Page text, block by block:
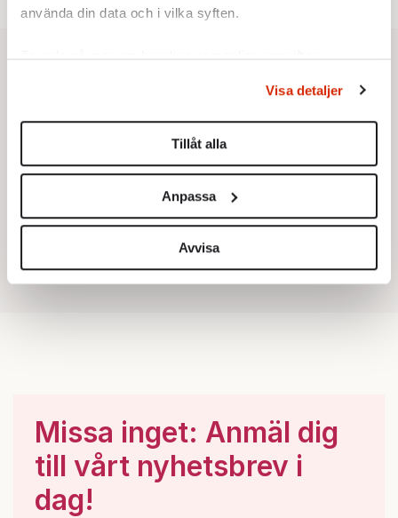
använda din data och i vilka syften.
Ta reda på mer om hur dina personliga uppgifter
Du kan ändra eller dra tillbaka ditt samtycke när som
helst från cookie-förklaringen.
Vi använder enhetsidentifierare för att anpassa innehållet
för sociala medier och analysera vår trafik. Vi
vidarebefordrar även sådana identifierare och annan
information från din enhet till de sociala medier och
annons- och analysföretag som vi samarbetar med.
Visa detaljer
Tillåt alla
Anpassa
Avvisa
Missa inget: Anmäl dig
till vårt nyhetsbrev i
dag!